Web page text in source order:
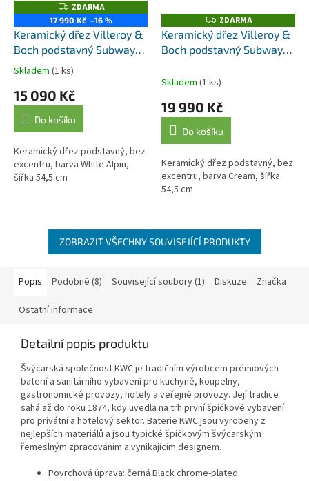
Z
D
A
R
M
A
ZDARMA
17 990 Kč –16 %
Keramický dřez Villeroy &
Boch podstavný Subway
60 SU, 331001R1, White
Průměrné
produktu
4,8
5
hvězdiček.
Skladem (1 ks)
15 090 Kč
Do košíku
Keramický dřez podstavný, bez
excentru, barva White Alpin,
šířka 54,5 cm
Z
D
A
R
ZDARMA
Keramický dřez Villeroy &
Boch podstavný Subway
Skladem (1 ks)
19 990 Kč
Do košíku
Keramický dřez podstavný, bez
excentru, barva Cream, šířka
54,5 cm
ZOBRAZIT VŠECHNY SOUVISEJÍCÍ PRODUKTY
Popis Podobné (8) Související soubory (1) Diskuze Značka
Ostatní informace
Detailní popis produktu
Švýcarská společnost KWC je tradičním výrobcem prémiových
baterií a sanitárního vybavení pro kuchyně, koupelny,
gastronomické provozy, hotely a veřejné provozy. Její tradice
sahá až do roku 1874, kdy uvedla na trh první špičkové vybavení
pro privátní a hotelový sektor. Baterie KWC jsou vyrobeny z
nejlepších materiálů a jsou typické špičkovým švýcarským
řemeslným zpracováním a vynikajícím designem.
Povrchová úprava: černá Black chrome-plated